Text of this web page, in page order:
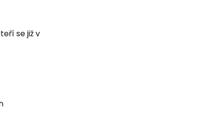
se již v